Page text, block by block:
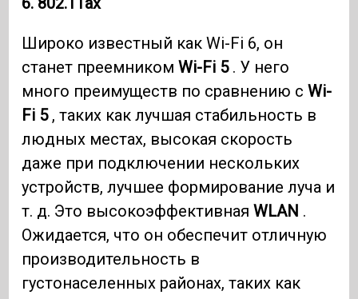
Широко известный как Wi-Fi 6, он
станет преемникомWi-Fi 5. У него
много преимуществ по сравнению сWi-
Fi 5, таких как лучшая стабильность в
людных местах, высокая скорость
даже при подключении нескольких
устройств, лучшее формирование луча и
т. д. Это высокоэффективнаяWLAN .
Ожидается, что он обеспечит отличную
производительность в
густонаселенных районах, таких как